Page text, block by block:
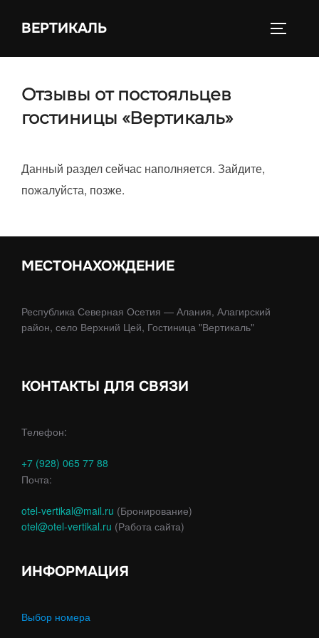
ВЕРТИКАЛЬ
Отзывы от постояльцев
гостиницы «Вертикаль»
Данный раздел сейчас наполняется. Зайдите,
пожалуйста, позже.
МЕСТОНАХОЖДЕНИЕ
Республика Северная Осетия — Алания, Алагирский
район, село Верхний Цей, Гостиница "Вертикаль"
КОНТАКТЫ ДЛЯ СВЯЗИ
Телефон:
+7 (928) 065 77 88
Почта:
otel-vertikal@mail.ru (Бронирование)
otel@otel-vertikal.ru (Работа сайта)
ИНФОРМАЦИЯ
Выбор номера